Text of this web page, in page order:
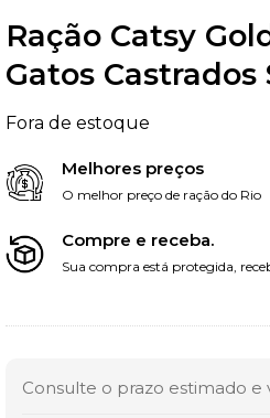
Ração Catsy
Gatos Castrados
Fora de estoque
Melhores preços
O melhor preço de ração do Rio
Compre e receba.
Sua compra está protegida,
Consulte o prazo estimado e